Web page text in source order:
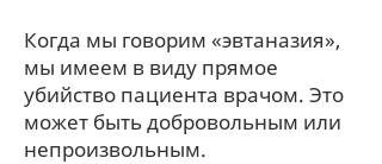
Когда мы говорим «эвтаназия»,
мы имеем в виду прямое
убийство пациента врачом. Это
может быть добровольным или
непроизвольным.